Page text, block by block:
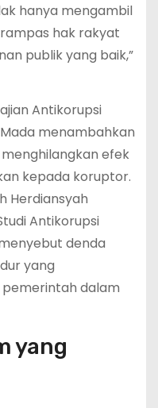
hanya mengambil
hak rakyat
publik yang baik,”
Antikorupsi
menambahkan
efek
kepada koruptor.
Herdiansyah
Antikorupsi
denda
yang
dalam
yang